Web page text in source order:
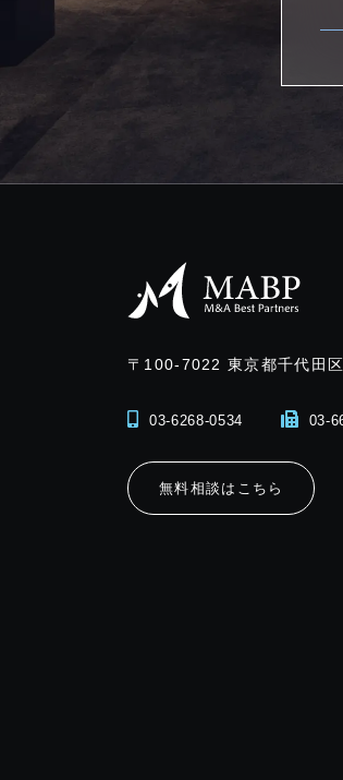
〒100-7022東京都千代田
03-6268-0534 03-
無料相談はこちら